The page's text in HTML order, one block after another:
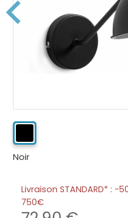
Noir
Livraison STANDARD* :
750